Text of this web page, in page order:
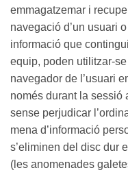
emmagatzemar i
navegació d’un usuari
informació que
equip, poden utilitzar-se
navegador de l’usuari
només durant la sessió
sense perjudicar
mena d’informació
s’eliminen del disc dur
(les anomenades